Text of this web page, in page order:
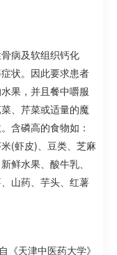
病及软组织钙化
状。因此要求患者
果，并且餐中嚼服
、芹菜或适量的魔
含磷高的食物如：
(虾皮)、豆类、芝麻
鲜水果、酸牛乳、
山药、芋头、红薯
《天津中医药大学》